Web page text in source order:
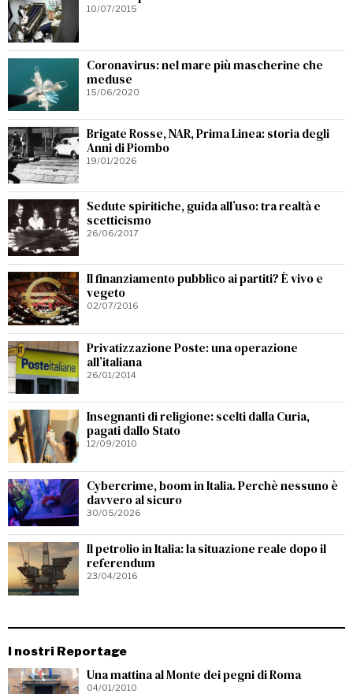
10/07/2015
Coronavirus: nel mare più mascherine che
meduse
15/06/2020
Brigate Rosse, NAR, Prima Linea: storia degli
Anni di Piombo
19/01/2026
Sedute spiritiche, guida all’uso: tra realtà e
scetticismo
26/06/2017
Il finanziamento pubblico ai partiti? È vivo e
vegeto
02/07/2016
Privatizzazione Poste: una operazione
all’italiana
26/01/2014
Insegnanti di religione: scelti dalla Curia,
pagati dallo Stato
12/09/2010
Cybercrime, boom in Italia. Perchè nessuno è
davvero al sicuro
30/05/2026
Il petrolio in Italia: la situazione reale dopo il
referendum
23/04/2016
I nostri Reportage
Una mattina al Monte dei pegni di Roma
04/01/2010